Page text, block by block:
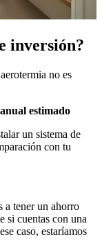
inversión?
no es
estimado
un sistema de
con tu
a tener un ahorro
si cuentas con una
caso, estaríamos